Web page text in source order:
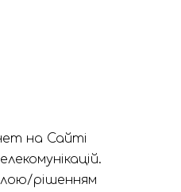
на Сайті
рішенням